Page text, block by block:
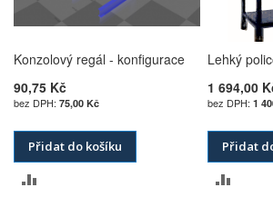
Konzolový regál - konfigurace
90,75 Kč
75,00 Kč
Přidat do košíku
Lehký
1 694,00
1
Přidat